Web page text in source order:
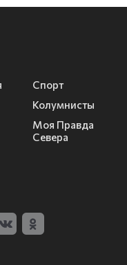
Спорт
Колумнисты
Моя Правда
Севера